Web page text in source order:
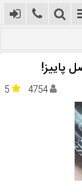
پاییز!
5 4754